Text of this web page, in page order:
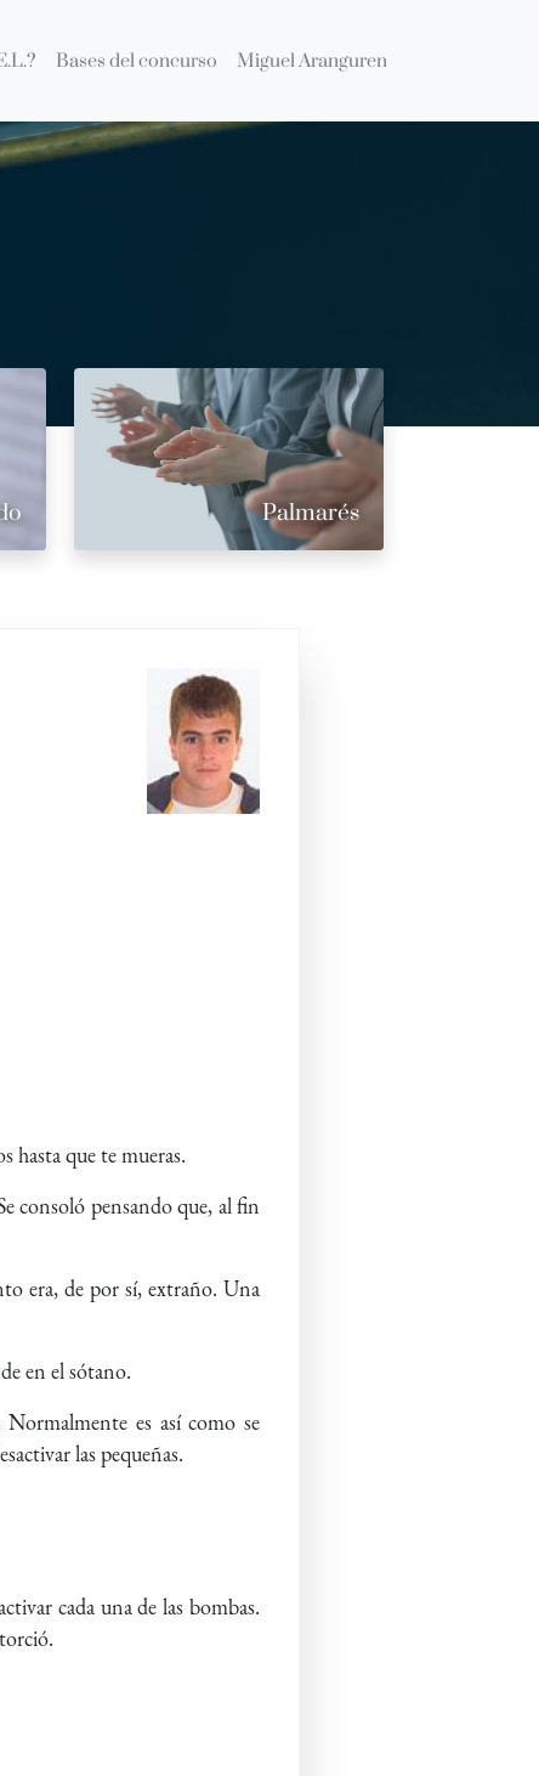
Bases del concurso Miguel Aranguren
Palmarés
hasta que te mueras.
consoló pensando que, al fin
era, de por sí, extraño. Una
en el sótano.
es así como se
las pequeñas.
cada una de las bombas.